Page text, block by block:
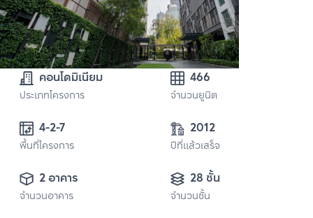
คอนโดมิเนียม
ประเภทโครงการ
466
จำนวนยูนิต
4-2-7
พื้นที่โครงการ
2012
ปีที่แล้วเสร็จ
2 อาคาร
จำนวนอาคาร
28 ชั้น
จำนวนชั้น